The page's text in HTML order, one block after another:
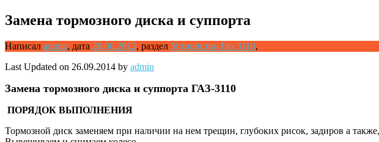
Замена тормозного диска и суппорта
Написал admin, дата 20.06.2012, раздел Устройство Газ 3110,
Last Updated on 26.09.2014 by admin
Замена тормозного диска и суппорта ГАЗ-3110
ПОРЯДОК ВЫПОЛНЕНИЯ
Тормозной диск заменяем при наличии на нем трещин, глубоких рисок, задиров а